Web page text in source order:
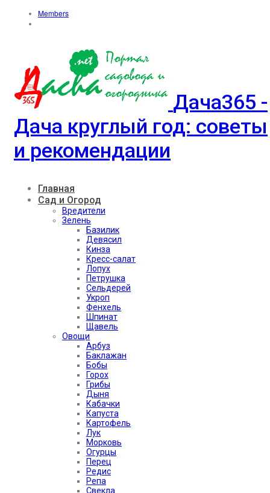
Members
Дача365 -
Дача круглый год: советы
и рекомендации
Главная
Сад и Огород
Вредители
Зелень
Базилик
Девясил
Кинза
Кресс-салат
Лопух
Петрушка
Сельдерей
Укроп
Фенхель
Шпинат
Щавель
Овощи
Арбуз
Баклажан
Бобы
Горох
Грибы
Дыня
Кабачки
Капуста
Картофель
Лук
Морковь
Огурцы
Перец
Редис
Репа
Свекла